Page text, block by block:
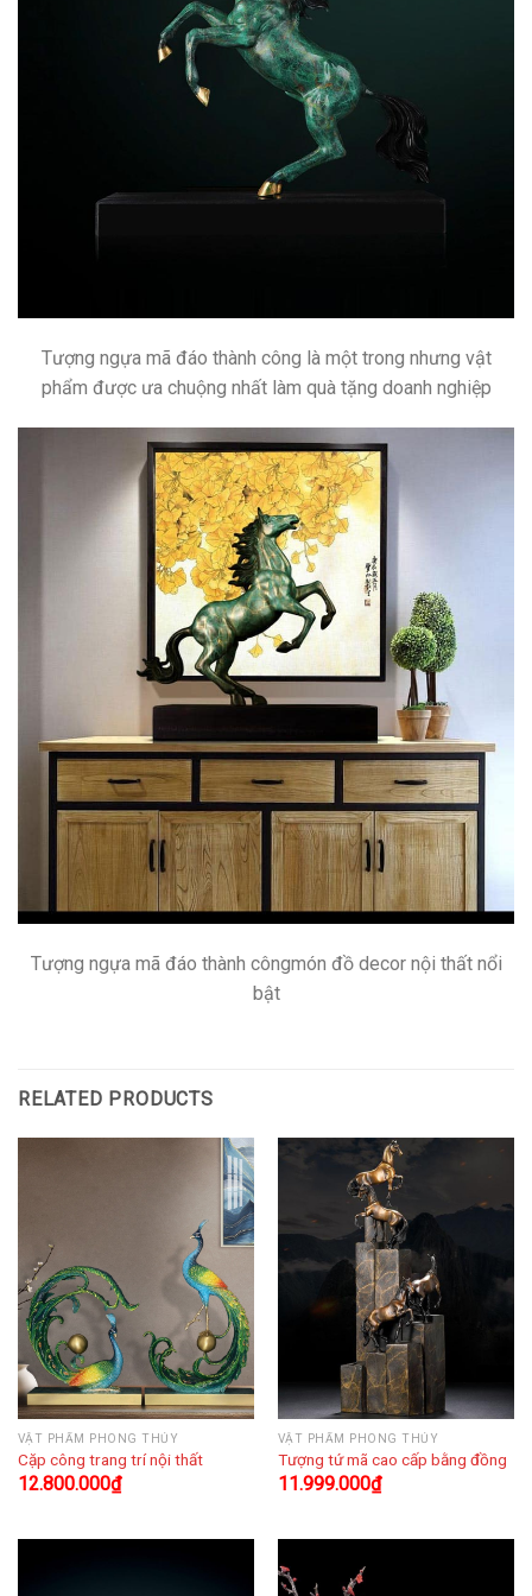
Tượng ngựa mã đáo thành công là một trong nhưng vật
phẩm được ưa chuộng nhất làm quà tặng doanh nghiệp
Tượng ngựa mã đáo thành côngmón đồ decor nội thất nổi
bật
RELATED PRODUCTS
VẬT PHẨM PHONG THỦY
Cặp công trang trí nội thất
12.800.000₫
VẬT PHẨM PHONG THỦY
Tượng tứ mã cao cấp bằng đồng
11.999.000₫